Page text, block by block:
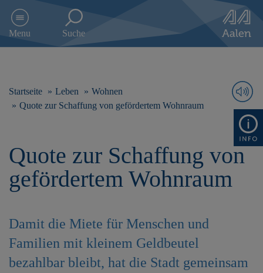
e
g
Menu Suche
Startseite Leben
Wohnen
Quote zur Schaffung von gefördertem Wohnraum
Quote zur Schaffung von
gefördertem Wohnraum
Damit die Miete für Menschen und
Familien mit kleinem Geldbeutel
bezahlbar bleibt, hat die Stadt gemeinsam